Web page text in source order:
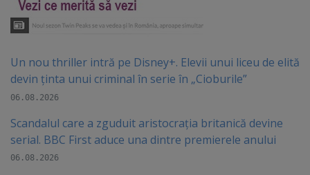
Un nou thriller intră pe Disney+. Elevii unui liceu de elită
devin ținta unui criminal în serie în „Cioburile”
06.08.2026
Scandalul care a zguduit aristocrația britanică devine
serial. BBC First aduce una dintre premierele anului
06.08.2026